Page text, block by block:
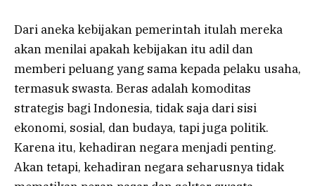
Dari aneka kebijakan pemerintah itulah mereka
akan menilai apakah kebijakan itu adil dan
memberi peluang yang sama kepada pelaku usaha,
termasuk swasta. Beras adalah komoditas
strategis bagi Indonesia, tidak saja dari sisi
ekonomi, sosial, dan budaya, tapi juga politik.
Karena itu, kehadiran negara menjadi penting.
Akan tetapi, kehadiran negara seharusnya tidak